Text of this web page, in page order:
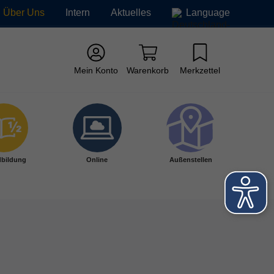
Über Uns Intern Aktuelles Language
Mein Konto Warenkorb Merkzettel
Online Außenstellen